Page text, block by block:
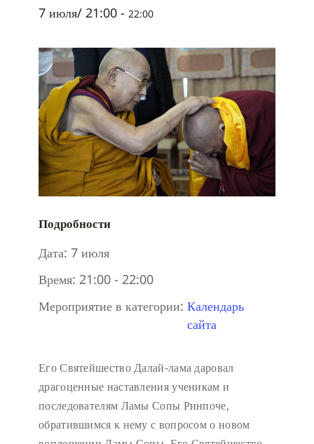
7 июля/ 21:00 - 22:00
Подробности
Дата: 7 июля
Время: 21:00 - 22:00
Мероприятие в категории: Календарь
сайта
Его Святейшество Далай-лама даровал
драгоценные наставления ученикам и
последователям Ламы Сопы Ринпоче,
обратившимся к нему с вопросом о новом